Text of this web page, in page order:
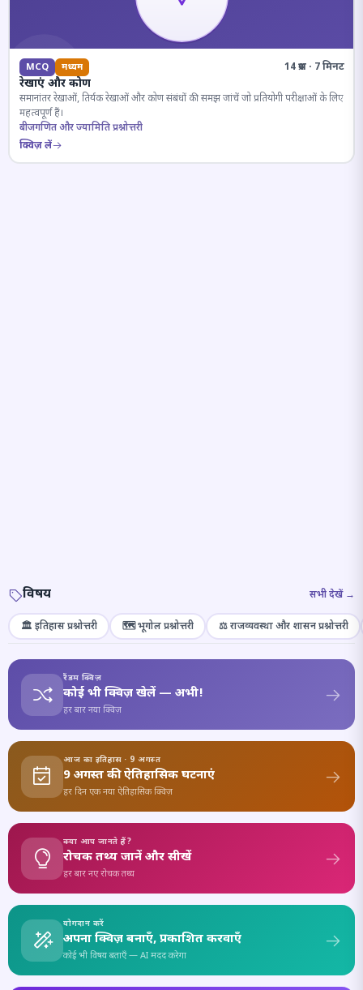
MCQ मध्यम 14 प्रश्न · 7 मिनट
रेखाएं और कोण
समानांतर रेखाओं, तिर्यक रेखाओं और कोण संबंधों की समझ जांचें जो प्रतियोगी परीक्षाओं के लिए
महत्वपूर्ण हैं।
बीजगणित और ज्यामिति प्रश्नोत्तरी
क्विज़ लें
विषय सभी देखें →
🏛️ इतिहास प्रश्नोत्तरी 🗺️ भूगोल प्रश्नोत्तरी ⚖️ राजव्यवस्था और शासन प्रश्नोत्तरी
रैंडम क्विज़
कोई भी क्विज़ खेलें — अभी!
हर बार नया क्विज़
आज का इतिहास · 9 अगस्त
9 अगस्त की ऐतिहासिक घटनाएं
हर दिन एक नया ऐतिहासिक क्विज़
क्या आप जानते हैं?
रोचक तथ्य जानें और सीखें
हर बार नए रोचक तथ्य
योगदान करें
अपना क्विज़ बनाएँ, प्रकाशित करवाएँ
कोई भी विषय बताएँ — AI मदद करेगा